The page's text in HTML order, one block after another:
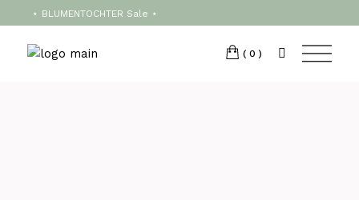
⋆ BLUMENTOCHTER Sale ⋆
(0)